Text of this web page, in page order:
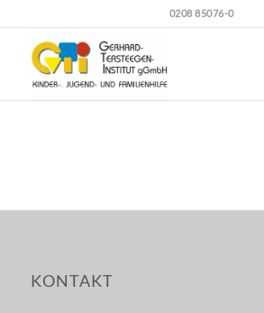
0208 85076-0
KONTAKT